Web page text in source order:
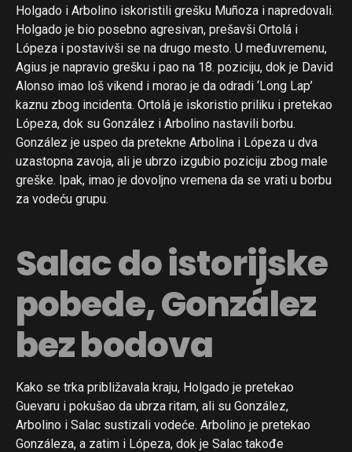
Holgado i Arbolino iskoristili grešku Muñoza i napredovali.
Holgado je bio posebno agresivan, prešavši Ortolá i
Lópeza i postavivši se na drugo mesto. U međuvremenu,
Agius je napravio grešku i pao na 18. poziciju, dok je David
Alonso imao loš vikend i morao je da odradi ‘Long Lap’
kaznu zbog incidenta. Ortolá je iskoristio priliku i pretekao
Lópeza, dok su González i Arbolino nastavili borbu.
González je uspeo da pretekne Arbolina i Lópeza u dva
uzastopna zavoja, ali je ubrzo izgubio poziciju zbog male
greške. Ipak, imao je dovoljno vremena da se vrati u borbu
za vodeću grupu.
Salac do istorijske
pobede, González
bez bodova
Kako se trka približavala kraju, Holgado je pretekao
Guevaru i pokušao da ubrza ritam, ali su González,
Arbolino i Salac sustizali vodeće. Arbolino je pretekao
Gonzáleza, a zatim i Lópeza, dok je Salac takođe